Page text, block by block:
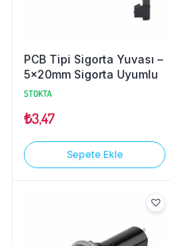
PCB Tipi Sigorta Yuvası –
5x20mm Sigorta Uyumlu
STOKTA
₺3,47
Sepete Ekle